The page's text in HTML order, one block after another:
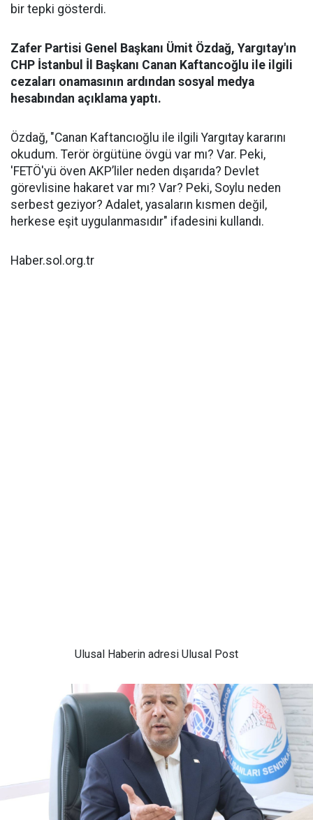
bir tepki gösterdi.
Zafer Partisi Genel Başkanı Ümit Özdağ, Yargıtay'ın
CHP İstanbul İl Başkanı Canan Kaftancoğlu ile ilgili
cezaları onamasının ardından sosyal medya
hesabından açıklama yaptı.
Özdağ, "Canan Kaftancıoğlu ile ilgili Yargıtay kararını
okudum. Terör örgütüne övgü var mı? Var. Peki,
'FETÖ'yü öven AKP’liler neden dışarıda? Devlet
görevlisine hakaret var mı? Var? Peki, Soylu neden
serbest geziyor? Adalet, yasaların kısmen değil,
herkese eşit uygulanmasıdır" ifadesini kullandı.
Haber.sol.org.tr
Ulusal Haberin adresi Ulusal Post